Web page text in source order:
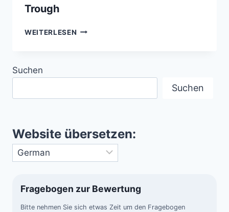
Trough
WEITERLESEN ENTSTEHUNG
Suchen
Suchen
Website übersetzen:
Fragebogen zur Bewertung
Bitte nehmen Sie sich etwas Zeit um den Fragebogen